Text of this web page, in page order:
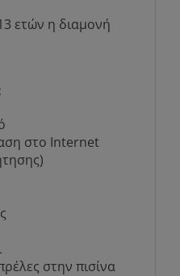
ετών η διαμονή
στο Internet
στην πισίνα